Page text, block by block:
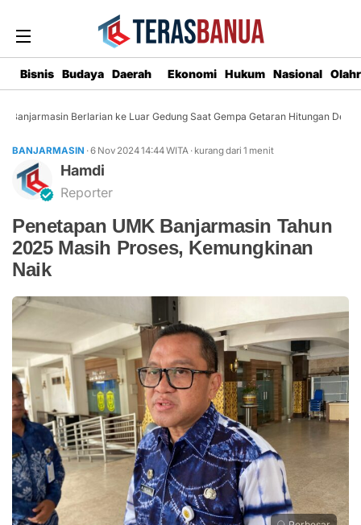
Bisnis Budaya Daerah Ekonomi Hukum Nasional
Banjarmasin Berlarian ke Luar Gedung Saat Gempa Getaran Hitungan Detik
BANJARMASIN · 6 Nov 202414:44WITA · kurang dari 1 menit
Hamdi
Reporter
Penetapan UMK Banjarmasin Tahun
2025 Masih Proses, Kemungkinan
Naik